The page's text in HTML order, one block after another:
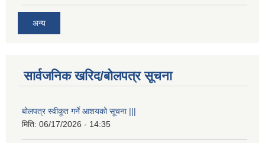
अन्य
सार्वजनिक खरिद/बोलपत्र सूचना
बोलपत्र स्वीकूत गर्ने आशयको सूचना |||
मिति: 06/17/2026 - 14:35